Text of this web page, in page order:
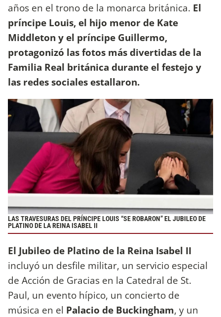
años en el trono de la monarca británica. El
príncipe Louis, el hijo menor de Kate
Middleton y el príncipe Guillermo,
protagonizó las fotos más divertidas de la
Familia Real británica durante el festejo y
las redes sociales estallaron.
LAS TRAVESURAS DEL PRÍNCIPE LOUIS “SE ROBARON” EL JUBILEO DE
PLATINO DE LA REINA ISABEL II
El Jubileo de Platino de la Reina Isabel II
incluyó un desfile militar, un servicio especial
de Acción de Gracias en la Catedral de St.
Paul, un evento hípico, un concierto de
música en el Palacio de Buckingham, y un